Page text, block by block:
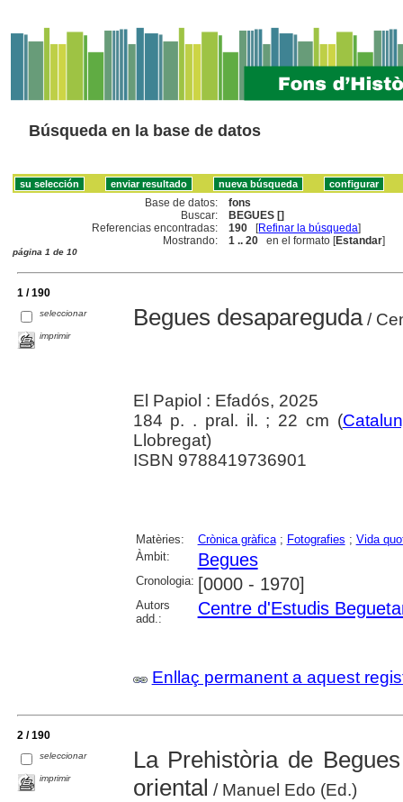
Búsqueda en la base de datos
Base de datos:
fons
Buscar:
BEGUES []
Referencias encontradas:
190 [Refinar la búsqueda]
Mostrando:
1 .. 20 en el formato [Estandar]
página 1 de 10
1 / 190
seleccionar
imprimir
Begues desapareguda/
El Papiol : Efadós, 2025
184 p. . pral. il. ; 22 cm (
Llobregat)
ISBN 9788419736901
Matèries: Crònica gràfica; Fotografies ; Vida
Àmbit:
Begues
Cronologia: [0000 - 1970]
Autors
add.:
Centre d'Estudis
Enllaç permanent a aquest
2 / 190
seleccionar
imprimir
La Prehistòria de
oriental / Manuel Edo (Ed.)